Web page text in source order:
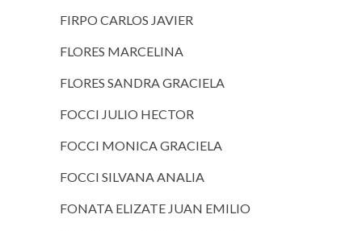
FIRPO CARLOS JAVIER
FLORES MARCELINA
FLORES SANDRA GRACIELA
FOCCI JULIO HECTOR
FOCCI MONICA GRACIELA
FOCCI SILVANA ANALIA
FONATA ELIZATE JUAN EMILIO